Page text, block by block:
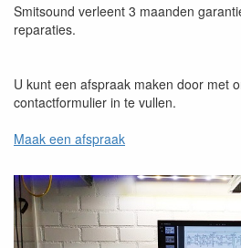
Smitsound verleent 3 maanden
reparaties.
U kunt een afspraak maken door met
contactformulier in te vullen.
Maak een afspraak